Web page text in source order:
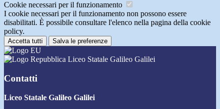
Cookie necessari per il funzionamento
I cookie necessari per il funzionamento non possono essere
disabilitati. È possibile consultare l'elenco nella pagina della cookie
policy.
Accetta tutti Salva le preferenze
Liceo Statale Galileo Galilei
Contatti
Liceo Statale Galileo Galilei